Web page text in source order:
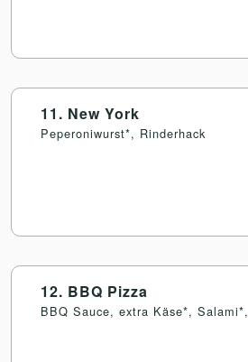
11. New York
Peperoniwurst*, Rinderhack
12. BBQ Pizza
BBQ Sauce, extra Käse*,